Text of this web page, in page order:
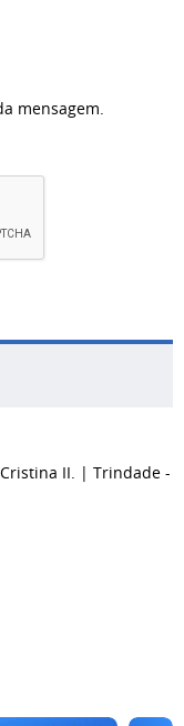
mensagem.
II. | Trindade -